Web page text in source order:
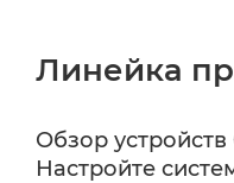
Линейка
Обзор
Настройте